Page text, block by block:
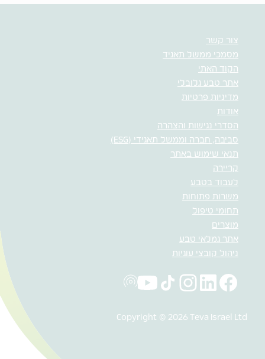
צור קשר
מסמכי ממשל תאגיד
הקוד האתי
אתר טבע גלובלי
מדיניות פרטיות
אודות
הסדרי נגישות והצהרה
סביבה, חברה וממשל תאגידי (ESG)
תנאי שימוש באתר
קריירה
לעבוד בטבע
משרות פתוחות
תחומי טיפול
מוצרים
אתר גמלאי טבע
ניהול קובצי עוגיות
Copyright © 2026 Teva Israel Ltd